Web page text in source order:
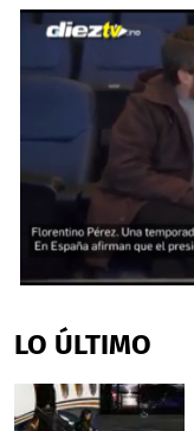
of
1
28
seconds
LO ÚLTIMO